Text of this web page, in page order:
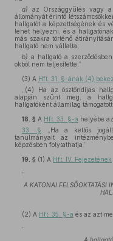
a) az Országgyűlés vagy
állományát érintő
hallgatót a képzettségének és
lehet helyezni, és a
más szakra történő
hallgató nem vállalta;
b) a hallgató a
okból nem teljesítette.”
(3) A Hft. 31. §-ának (4)
„(4) Ha az ösztöndíjas
alapján szűnt meg, a
hallgatóként államilag
18. § A Hft. 33. §-a helyébe
33. § „Ha a kettős
tanulmányait az
képzésben folytathatja.”
19. § (1) A Hft. IV. Fejezetének
A KATONAI FELSŐOKTATÁSI
(2) A Hft. 35. §-a és az azt